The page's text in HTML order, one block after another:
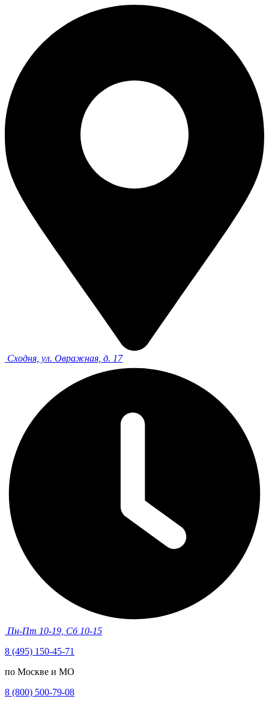
Сходня, ул. Овражная, д. 17
Пн-Пт 10-19, Сб 10-15
8 (495) 150-45-71
по Москве и МО
8 (800) 500-79-08